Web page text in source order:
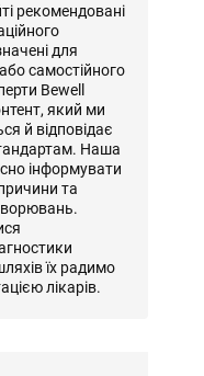
рекомендовані
для
самостійного
Bewell
який ми
й відповідає
Наша
інформувати
та
їх радимо
лікарів.